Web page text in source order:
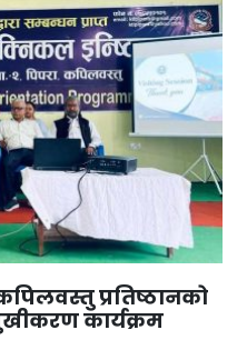
प्रतिष्ठानको
कार्यक्रम